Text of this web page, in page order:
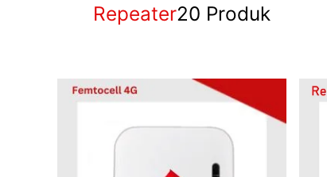
Repeater20 Produk